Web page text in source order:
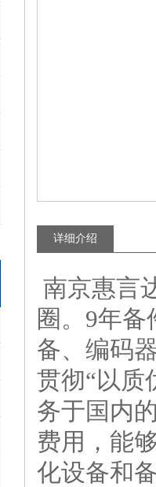
详细介绍
南京惠言
圈。9年
备、编码
贯彻“以质
务于国内
费用，能
化设备和